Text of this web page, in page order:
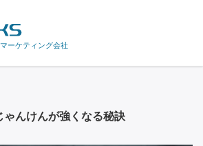
ーケティング会社
ゃんけんが強くなる秘訣